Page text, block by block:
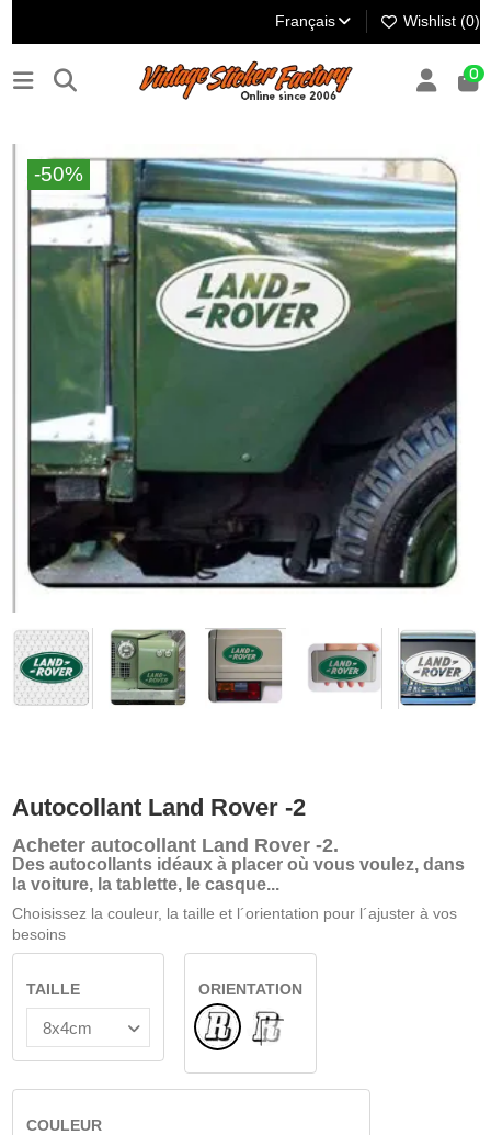
Français Wishlist (0)
0
-50%
Autocollant Land Rover -2
Acheter autocollant Land Rover -2.
Des autocollants idéaux à placer où vous voulez, dans
la voiture, la tablette, le casque...
Choisissez la couleur, la taille et l´orientation pour l´ajuster à vos
besoins
TAILLE
ORIENTATION
NormalVERRE INTÉRIEUR
COULEUR